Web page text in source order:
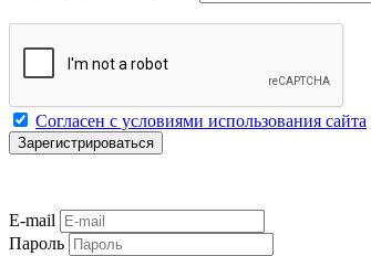
Согласен с условиями использования сайта
E-mail
Пароль